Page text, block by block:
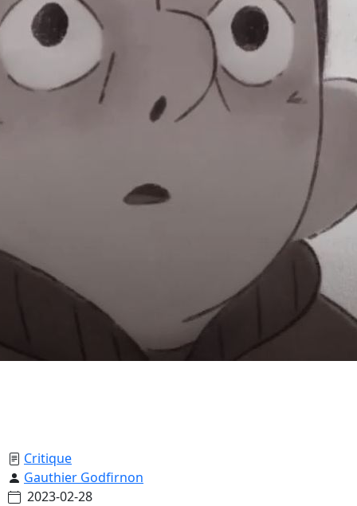
Critique
Gauthier Godfirnon
2023-02-28